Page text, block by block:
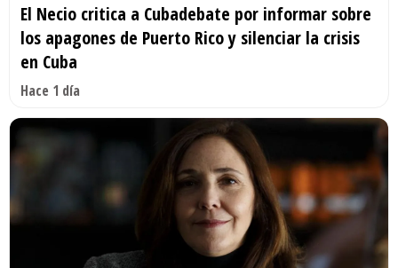
El Necio critica a Cubadebate por informar sobre
los apagones de Puerto Rico y silenciar la crisis
en Cuba
Hace 1 día